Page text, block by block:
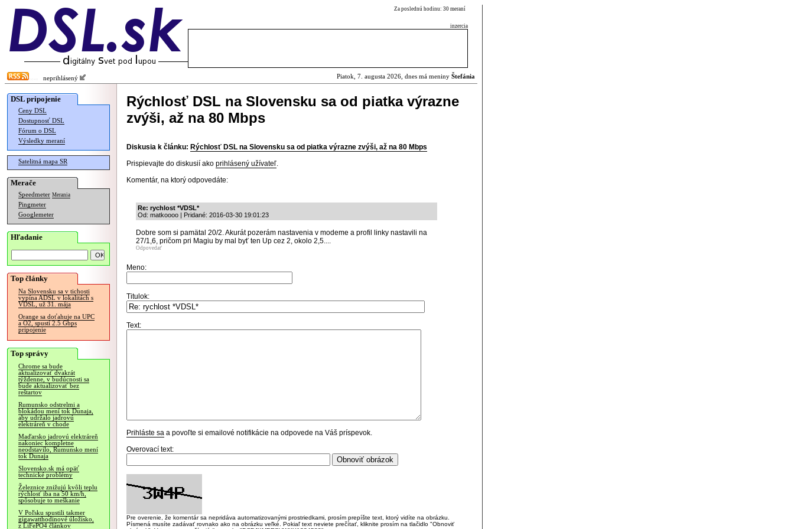
Za poslednú hodinu: 30 meraní
inzercia
neprihlásený Piatok, 7. augusta 2026, dnes má meniny Štefánia
DSL pripojenie
Ceny DSL
Dostupnosť DSL
Fórum o DSL
Výsledky meraní
Satelitná mapa SR
Merače
Speedmeter Merania
Pingmeter
Googlemeter
Hľadanie
Top články
Na Slovensku sa v tichosti
vypína ADSL v lokalitách s
VDSL, už 31. mája
Orange sa doťahuje na UPC
a O2, spustí 2.5 Gbps
pripojenie
Top správy
Chrome sa bude
aktualizovať dvakrát
týždenne, v budúcnosti sa
bude aktualizovať bez
reštartov
Rumunsko odstrelmi a
blokádou mení tok Dunaja,
aby udržalo jadrovú
elektráreň v chode
Maďarsko jadrovú elektráreň
nakoniec kompletne
neodstavilo, Rumunsko mení
tok Dunaja
Slovensko.sk má opäť
technické problémy
Železnice znižujú kvôli teplu
rýchlosť iba na 50 km/h,
spôsobuje to meškanie
V Poľsku spustili takmer
gigawatthodinové úložisko,
z LiFePO4 článkov
Rýchlosť DSL na Slovensku sa od piatka výrazne
zvýši, až na 80 Mbps
Diskusia k článku: Rýchlosť DSL na Slovensku sa od piatka výrazne zvýši, až na 80 Mbps
Prispievajte do diskusií ako prihlásený užívateľ.
Komentár, na ktorý odpovedáte:
Re: rychlost *VDSL*
Od: matkoooo | Pridané: 2016-03-30 19:01:23
Dobre som si pamätal 20/2. Akurát pozerám nastavenia v modeme a profil linky nastavili na
27/1,6, pričom pri Magiu by mal byť ten Up cez 2, okolo 2,5....
Odpovedať
Meno:
Titulok:
Text:
Prihláste sa a povoľte si emailové notifikácie na odpovede na Váš príspevok.
Overovací text:
Pre overenie, že komentár sa nepridáva automatizovanými prostriedkami, prosím prepíšte text, ktorý vidíte na obrázku.
Písmená musíte zadávať rovnako ako na obrázku veľké. Pokiaľ text neviete prečítať, kliknite prosím na tlačidlo "Obnoviť